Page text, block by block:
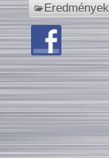
Eredmények